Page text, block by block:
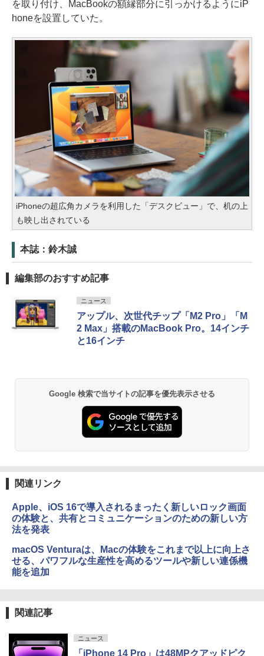
を取り付け、MacBookの額縁部分に引っかけるようにiP
honeを設置していた。
iPhoneの超広角カメラを利用した「デスクビュー」で、机の上
も映し出されている
本誌：鈴木誠
編集部のおすすめ記事
ニュース
アップル、次世代チップ「M2 Pro」「M
2 Max」搭載のMacBook Pro。14インチ
と16インチ
Google 検索で当サイトの記事を優先表示させる
関連リンク
Apple、iOS 16で導入されるまったく新しいロック画面
の体験と、共有とコミュニケーションのための新しい方
法を発表
macOS Venturaは、Macの体験をこれまで以上に向上さ
せる、パワフルな生産性を高めるツールや新しい連係機
能を追加
関連記事
ニュース
「iPhone 14 Pro」は48MPクアッドピク